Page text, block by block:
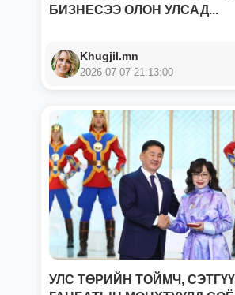
БИЗНЕСЭЭ ОЛОН УЛСАД...
Khugjil.mn
2026-07-07 21:13:00
УЛС ТӨРИЙН ТОЙМЧ,